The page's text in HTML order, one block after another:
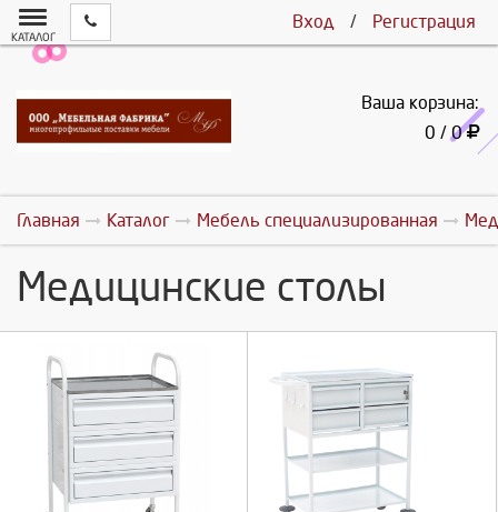
Вход / Регистрация
КАТАЛОГ
Ваша корзина:
0 / 0
Главная Каталог Мебель специализированная
Медицинские столы